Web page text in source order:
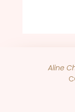
Aline